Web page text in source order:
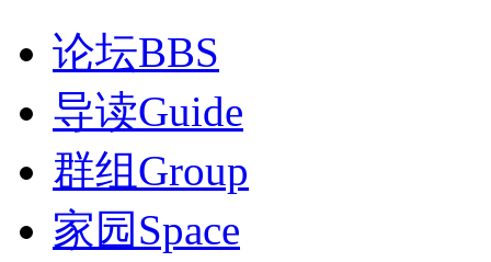
论坛BBS
导读Guide
群组 Group
家园 Space